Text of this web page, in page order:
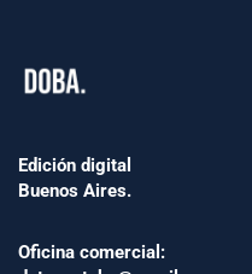
Edición digital
Buenos Aires.
Oficina comercial: